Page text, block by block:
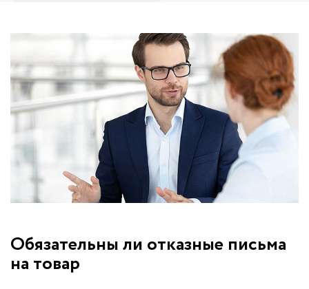
Обязательны ли отказные письма
на товар